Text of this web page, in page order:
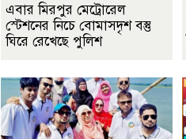
এবার মিরপুর মেট্রোরেল
স্টেশনের নিচে বোমাসদৃশ বস্তু
ঘিরে রেখেছে পুলিশ